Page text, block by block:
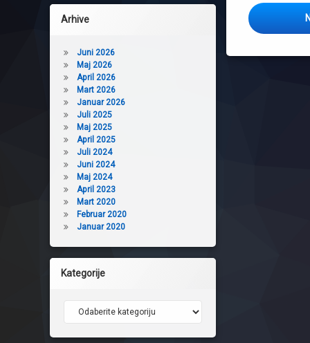
Arhive
Juni 2026
Maj 2026
April 2026
Mart 2026
Januar 2026
Juli 2025
Maj 2025
April 2025
Juli 2024
Juni 2024
Maj 2024
April 2023
Mart 2020
Februar 2020
Januar 2020
Kategorije
Kategorije